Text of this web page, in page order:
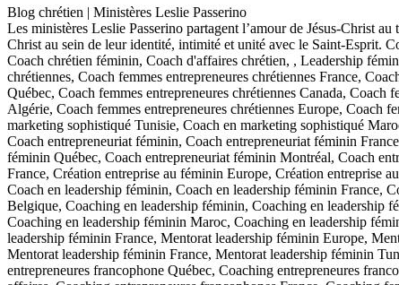
Blog chrétien | Ministères Leslie Passerino
Les ministères Leslie Passerino partagent l’amour de Jésus-Christ
Christ au sein de leur identité, intimité et unité avec le Saint-Esprit.
Coach chrétien féminin, Coach d'affaires chrétien, , Leadership
chrétiennes, Coach femmes entrepreneures chrétiennes France,
Québec, Coach femmes entrepreneures chrétiennes Canada, Coach
Algérie, Coach femmes entrepreneures chrétiennes Europe, Coach
marketing sophistiqué Tunisie, Coach en marketing sophistiqué
Coach entrepreneuriat féminin, Coach entrepreneuriat féminin
féminin Québec, Coach entrepreneuriat féminin Montréal, Coach
France, Création entreprise au féminin Europe, Création entreprise
Coach en leadership féminin, Coach en leadership féminin France,
Belgique, Coaching en leadership féminin, Coaching en leadership
Coaching en leadership féminin Maroc, Coaching en leadership
leadership féminin France, Mentorat leadership féminin Europe,
Mentorat leadership féminin France, Mentorat leadership féminin
entrepreneures francophone Québec, Coaching entrepreneures